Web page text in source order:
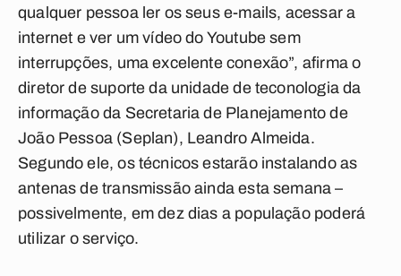
qualquer pessoa ler os seus e-mails, acessar a
internet e ver um vídeo do Youtube sem
interrupções, uma excelente conexão”, afirma o
diretor de suporte da unidade de teconologia da
informação da Secretaria de Planejamento de
João Pessoa (Seplan), Leandro Almeida.
Segundo ele, os técnicos estarão instalando as
antenas de transmissão ainda esta semana –
possivelmente, em dez dias a população poderá
utilizar o serviço.